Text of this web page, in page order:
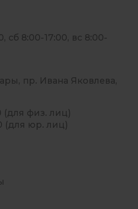
сб 8:00-17:00, вс 8:00-
пр. Ивана Яковлева,
(для физ. лиц)
(для юр. лиц)